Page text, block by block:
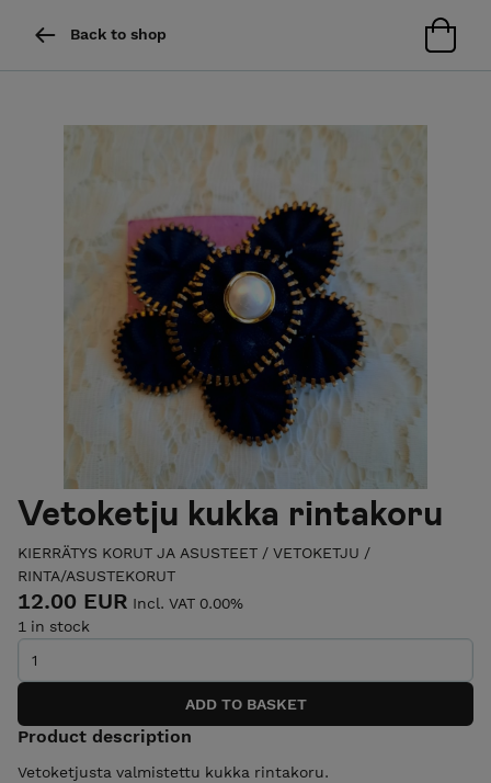
Back to shop
Vetoketju kukka rintakoru
KIERRÄTYS KORUT JA ASUSTEET / VETOKETJU /
RINTA/ASUSTEKORUT
12.00 EUR Incl. VAT 0.00%
1 in stock
Product description
Vetoketjusta valmistettu kukka rintakoru.